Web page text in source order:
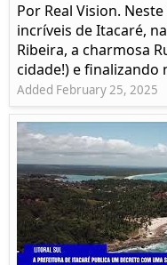
Por Real Vision.
incríveis de Itacaré,
Ribeira, a charmosa
cidade!) e finalizando
Added February 25, 2025